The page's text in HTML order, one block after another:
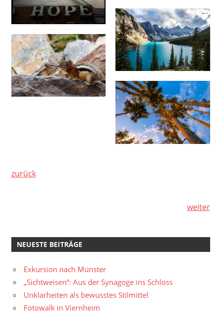
zurück
weiter
NEUESTE BEITRÄGE
Exkursion nach Münster
„Sichtweisen“: Aus der Synagoge ins Schloss
Unklarheiten als bewusstes Stilmittel
Fotowalk in Viernheim